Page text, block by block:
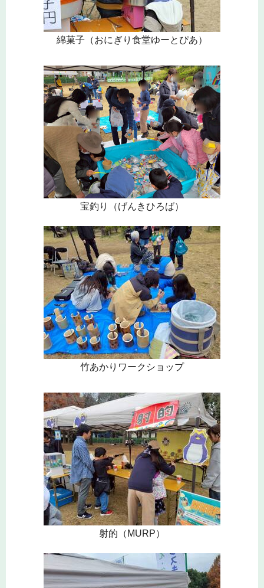
綿菓子（おにぎり食堂ゆーとぴあ）
宝釣り（げんきひろば）
竹あかりワークショップ
射的（MURP）